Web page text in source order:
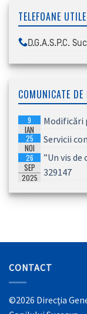
TELEFOANE UTILE
D.G.A.S.P.C.
COMUNICATE DE
9
IAN
2026
Modificări
25
NOI
2025
Servicii
26
SEP
2025
”Un vis
329147
CONTACT
©2026 Direcţia